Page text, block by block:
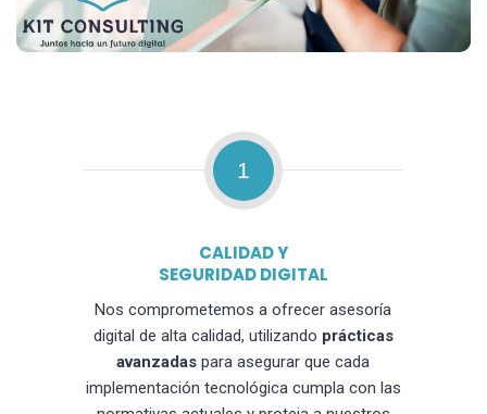
1
CALIDAD Y
SEGURIDAD DIGITAL
Nos comprometemos a ofrecer asesoría
digital de alta calidad, utilizando prácticas
avanzadas para asegurar que cada
implementación tecnológica cumpla con las